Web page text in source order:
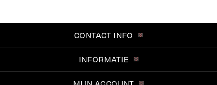
CONTACT INFO
INFORMATIE
MIJN ACCOUNT